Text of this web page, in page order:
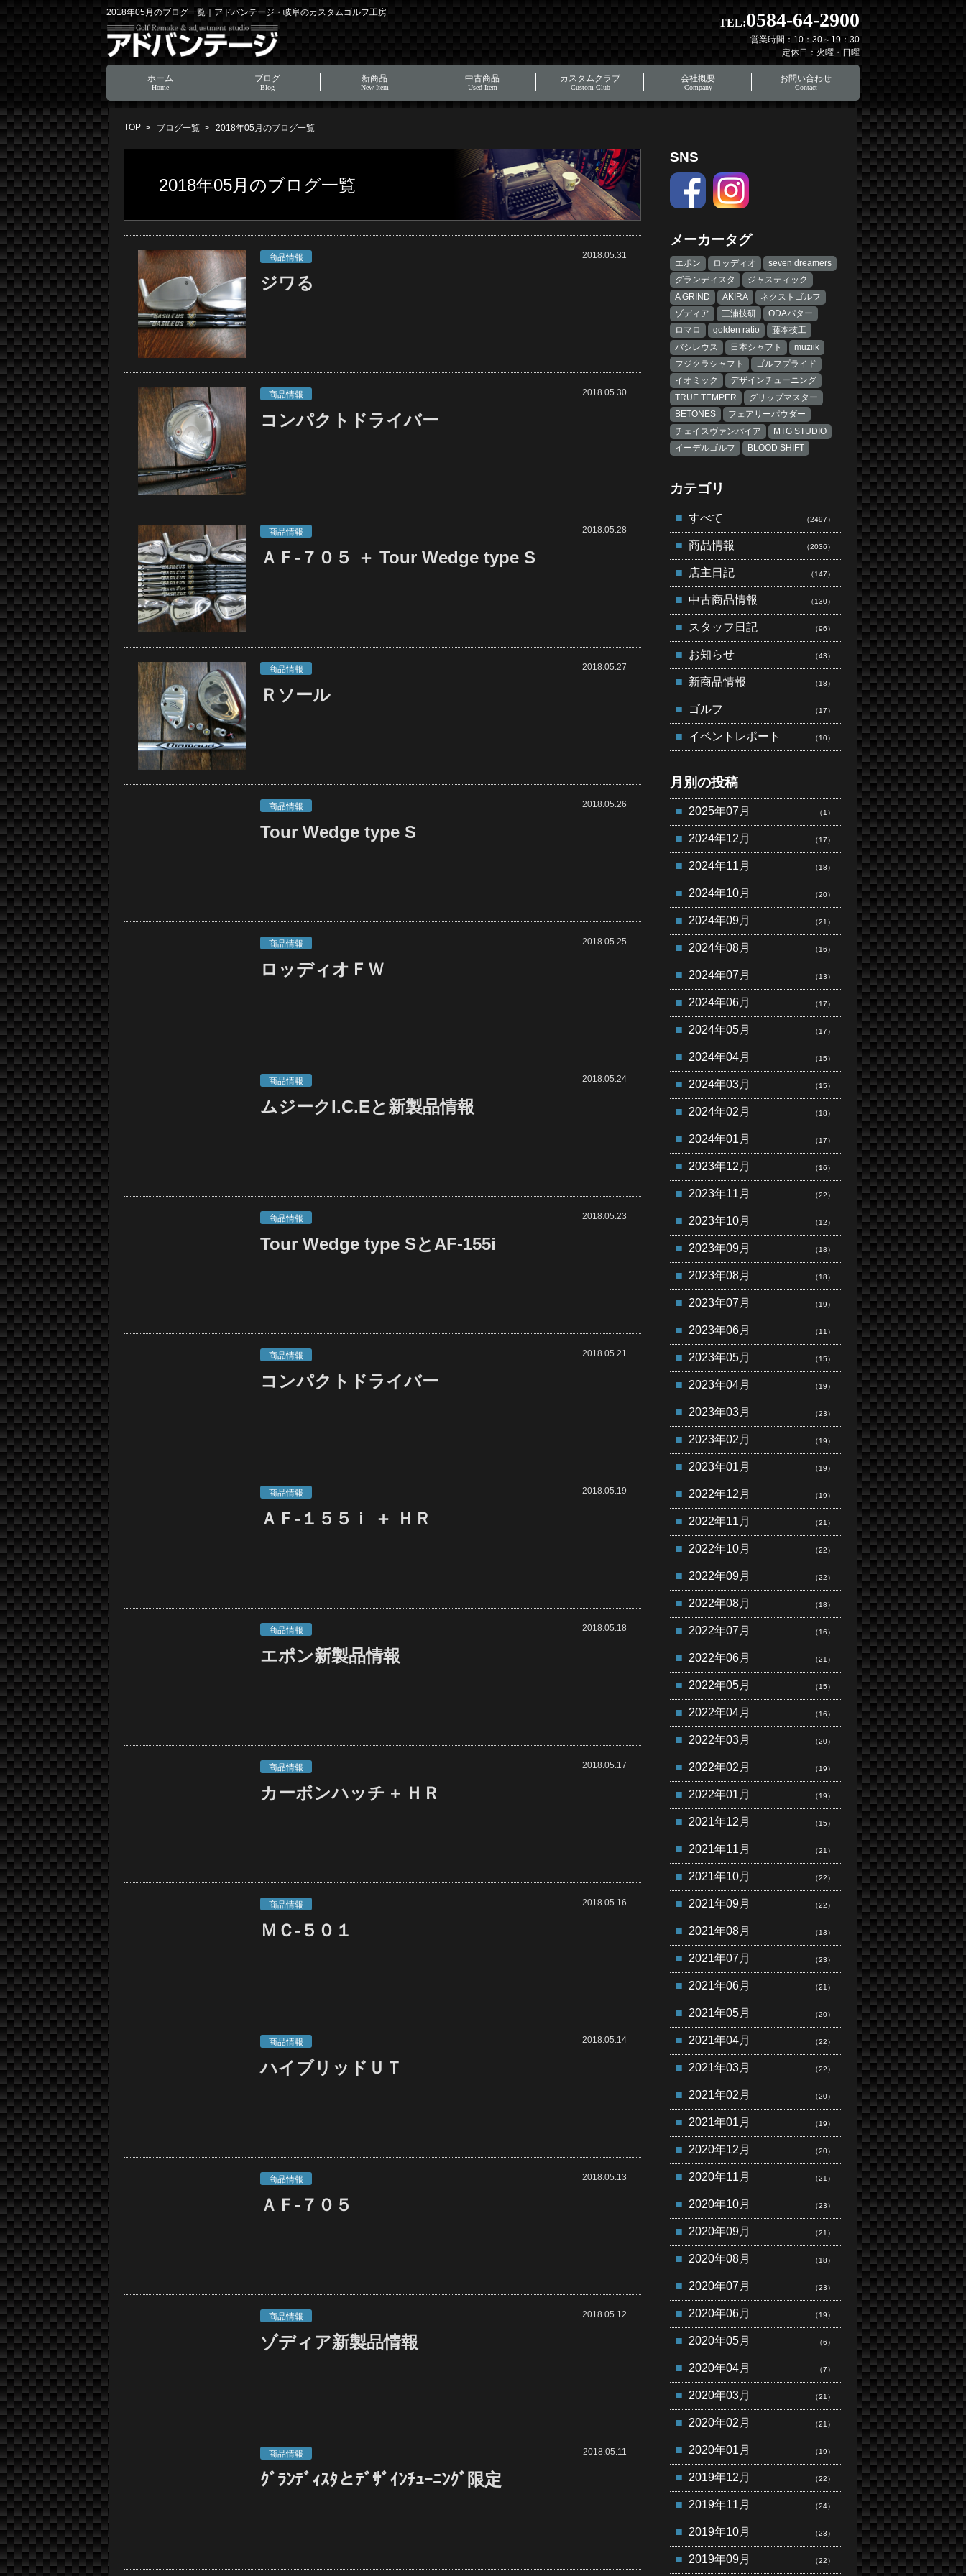
2018年05月のブログ一覧｜アドバンテージ・岐阜のカスタムゴルフ工房
TEL:0584-64-2900
営業時間：10：30～19：30
定休日：火曜・日曜
ホーム
Home
ブログ
Blog
新商品
New Item
中古商品
Used Item
カスタムクラブ
Custom Club
会社概要
Company
お問い合わせ
Contact
TOP ブログ一覧 2018年05月のブログ一覧
2018年05月のブログ一覧
2018.05.31
商品情報
ジワる
2018.05.30
商品情報
コンパクトドライバー
2018.05.28
商品情報
ＡＦ-７０５ ＋ Tour Wedge type S
2018.05.27
商品情報
Ｒソール
2018.05.26
商品情報
Tour Wedge type S
2018.05.25
商品情報
ロッディオＦＷ
2018.05.24
商品情報
ムジークI.C.Eと新製品情報
2018.05.23
商品情報
Tour Wedge type SとAF-155i
2018.05.21
商品情報
コンパクトドライバー
2018.05.19
商品情報
ＡＦ-１５５ｉ ＋ ＨＲ
2018.05.18
商品情報
エポン新製品情報
2018.05.17
商品情報
カーボンハッチ + ＨＲ
2018.05.16
商品情報
ＭＣ-５０１
2018.05.14
商品情報
ハイブリッドＵＴ
2018.05.13
商品情報
ＡＦ-７０５
2018.05.12
商品情報
ゾディア新製品情報
2018.05.11
商品情報
ｸﾞﾗﾝﾃﾞｨｽﾀとﾃﾞｻﾞｲﾝﾁｭｰﾆﾝｸﾞ限定
SNS
メーカータグ
エポン ロッディオ
seven dreamers
グランディスタ
ジャスティック
A GRIND
AKIRA
ネクストゴルフ
ゾディア
三浦技研
ODAパター
ロマロ
golden ratio
藤本技工
バシレウス
日本シャフト
muziik
フジクラシャフト
ゴルフプライド
イオミック
デザインチューニング
TRUE TEMPER
グリップマスター
BETONES
フェアリーパウダー
チェイスヴァンパイア
MTG STUDIO
イーデルゴルフ
BLOOD SHIFT
カテゴリ
すべて （2497）
商品情報 （2036）
店主日記 （147）
中古商品情報 （130）
スタッフ日記 （96）
お知らせ （43）
新商品情報 （18）
ゴルフ （17）
イベントレポート （10）
月別の投稿
2025年07月 （1）
2024年12月 （17）
2024年11月 （18）
2024年10月 （20）
2024年09月 （21）
2024年08月 （16）
2024年07月 （13）
2024年06月 （17）
2024年05月 （17）
2024年04月 （15）
2024年03月 （15）
2024年02月 （18）
2024年01月 （17）
2023年12月 （16）
2023年11月 （22）
2023年10月 （12）
2023年09月 （18）
2023年08月 （18）
2023年07月 （19）
2023年06月 （11）
2023年05月 （15）
2023年04月 （19）
2023年03月 （23）
2023年02月 （19）
2023年01月 （19）
2022年12月 （19）
2022年11月 （21）
2022年10月 （22）
2022年09月 （22）
2022年08月 （18）
2022年07月 （16）
2022年06月 （21）
2022年05月 （15）
2022年04月 （16）
2022年03月 （20）
2022年02月 （19）
2022年01月 （19）
2021年12月 （15）
2021年11月 （21）
2021年10月 （22）
2021年09月 （22）
2021年08月 （13）
2021年07月 （23）
2021年06月 （21）
2021年05月 （20）
2021年04月 （22）
2021年03月 （22）
2021年02月 （20）
2021年01月 （19）
2020年12月 （20）
2020年11月 （21）
2020年10月 （23）
2020年09月 （21）
2020年08月 （18）
2020年07月 （23）
2020年06月 （19）
2020年05月 （6）
2020年04月 （7）
2020年03月 （21）
2020年02月 （21）
2020年01月 （19）
2019年12月 （22）
2019年11月 （24）
2019年10月 （23）
2019年09月 （22）